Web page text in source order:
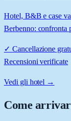
Hotel, B&B e case
Berbenno: confronta
✓ Cancellazione
Recensioni verificate
Vedi gli hotel →
Come